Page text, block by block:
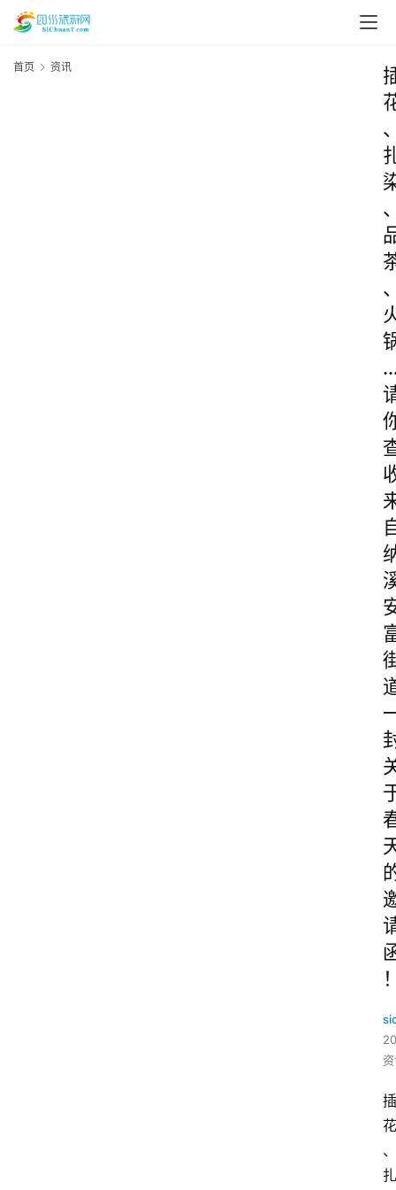
首页 资讯
插
花
、
扎